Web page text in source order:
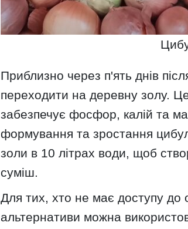
Приблизно через п'ять днів
переходити на деревну золу.
забезпечує фосфор, калій та
формування та зростання
золи в 10 літрах води, щоб
суміш.
Для тих, хто не має доступу до
альтернативи можна